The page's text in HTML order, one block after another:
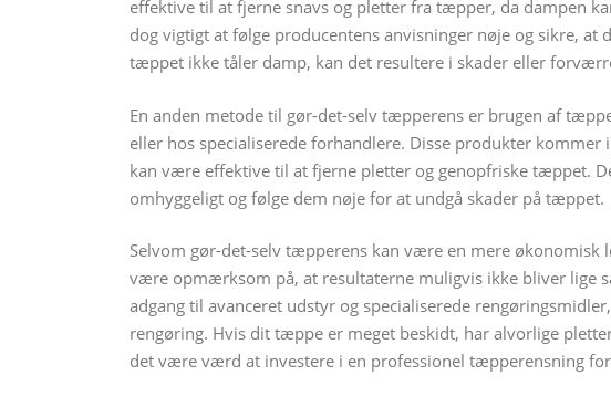
effektive til at fjerne snavs og pletter fra tæpper, da dampen
dog vigtigt at følge producentens anvisninger nøje og sikre,
tæppet ikke tåler damp, kan det resultere i skader eller
En anden metode til gør-det-selv tæpperens er brugen af
eller hos specialiserede forhandlere. Disse produkter
kan være effektive til at fjerne pletter og genopfriske tæppet.
omhyggeligt og følge dem nøje for at undgå skader på tæppet.
Selvom gør-det-selv tæpperens kan være en mere økonomisk
være opmærksom på, at resultaterne muligvis ikke bliver lige
adgang til avanceret udstyr og specialiserede
rengøring. Hvis dit tæppe er meget beskidt, har alvorlige
det være værd at investere i en professionel tæpperensning